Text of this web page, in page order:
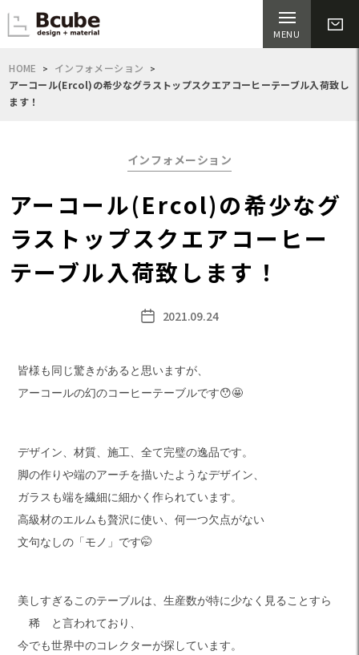
HOME
インフォメーション
アーコール(Ercol)の希少なグラストップスクエアコーヒーテーブル入荷致し
ます！
Categories
インフォメーション
アーコール(Ercol)の希少なグ
ラストップスクエアコーヒー
テーブル入荷致します！
Post2021.09.24
皆様も同じ驚きがあると思いますが、
アーコールの幻のコーヒーテーブルです😯🤩
デザイン、材質、施工、全て完璧の逸品です。
脚の作りや端のアーチを描いたようなデザイン、
ガラスも端を繊細に細かく作られています。
高級材のエルムも贅沢に使い、何一つ欠点がない
文句なしの「モノ」です🤭
美しすぎるこのテーブルは、生産数が特に少なく見ることすら
稀 と言われており、
今でも世界中のコレクターが探しています。